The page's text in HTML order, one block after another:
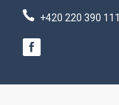
+420 220 390 111